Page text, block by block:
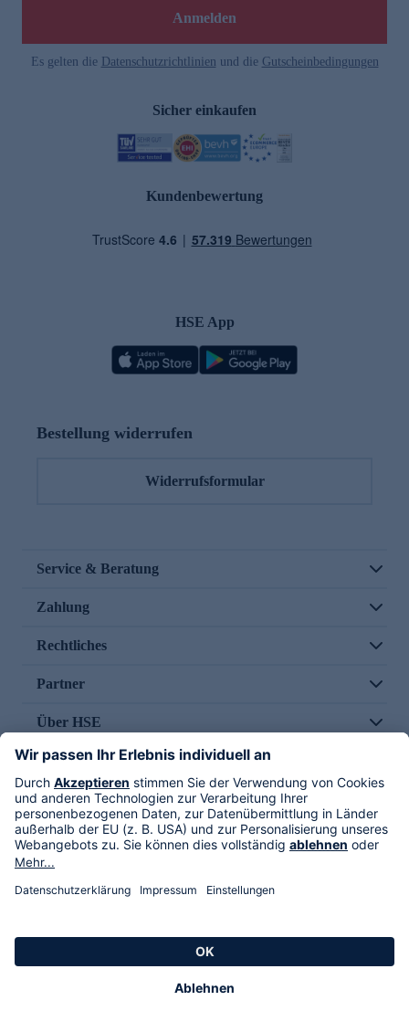
Anmelden
Es gelten die Datenschutzrichtlinien und die Gutscheinbedingungen
Sicher einkaufen
Kundenbewertung
HSE App
Bestellung widerrufen
Widerrufsformular
Service & Beratung
Zahlung
Rechtliches
Partner
Über HSE
Im TV
HSE International